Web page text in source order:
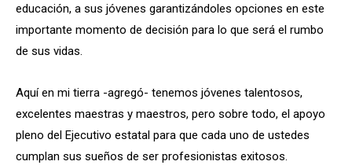
educación, a sus jóvenes garantizándoles opciones en este
importante momento de decisión para lo que será el rumbo
de sus vidas.
Aquí en mi tierra -agregó- tenemos jóvenes talentosos,
excelentes maestras y maestros, pero sobre todo, el apoyo
pleno del Ejecutivo estatal para que cada uno de ustedes
cumplan sus sueños de ser profesionistas exitosos.